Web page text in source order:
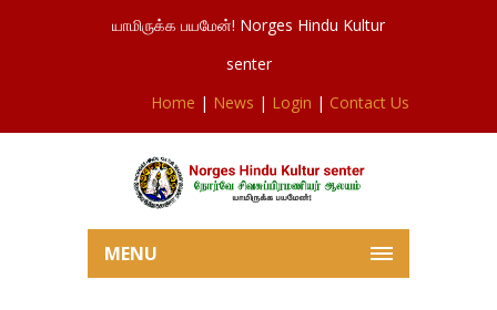
யாமிருக்க பயமேன்! Norges Hindu Kultur
senter
Home | News | Login | Contact Us
MENU